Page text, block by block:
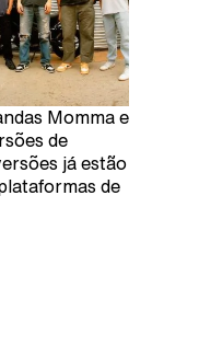
Momma e
de
já estão
de